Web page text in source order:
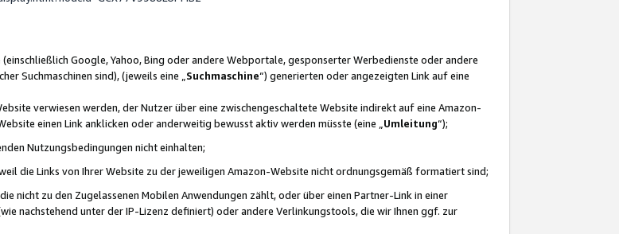
Google, Yahoo, Bing oder andere Webportale, gesponserter Werbedienste oder andere
Suchmaschinen sind), (jeweils eine „ Suchmaschine“) generierten oder angezeigten Link auf eine
verwiesen werden, der Nutzer über eine zwischengeschaltete Website indirekt auf eine Amazon-
einen Link anklicken oder anderweitig bewusst aktiv werden müsste (eine „ Umleitung“);
Nutzungsbedingungen nicht einhalten;
die Links von Ihrer Website zu der jeweiligen Amazon-Website nicht ordnungsgemäß formatiert sind;
nicht zu den Zugelassenen Mobilen Anwendungen zählt, oder über einen Partner-Link in einer
nachstehend unter der IP-Lizenz definiert) oder andere Verlinkungstools, die wir Ihnen ggf. zur